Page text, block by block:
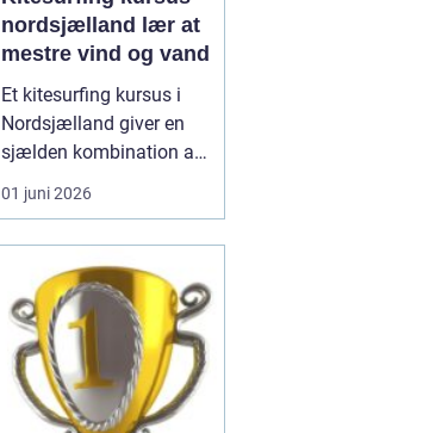
nordsjælland lær at
mestre vind og vand
Et kitesurfing kursus i
Nordsjælland giver en
sjælden kombination af
trygge forhold, dygtige
instruktører og nogle af
kyststrækninger.
Nordsjælland byder på
lavt vand, stabile vinde
og gode
adgangsforhold, som
tilsammen gør området
01 juni 2026